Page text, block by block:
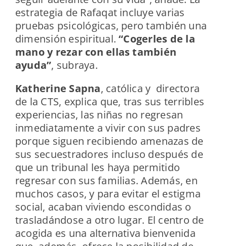
estrategia de Rafaqat incluye varias
pruebas psicológicas, pero también una
dimensión espiritual. “Cogerles de la
mano y rezar con ellas también
ayuda”, subraya.
Katherine Sapna, católica y directora
de la CTS, explica que, tras sus terribles
experiencias, las niñas no regresan
inmediatamente a vivir con sus padres
porque siguen recibiendo amenazas de
sus secuestradores incluso después de
que un tribunal les haya permitido
regresar con sus familias. Además, en
muchos casos, y para evitar el estigma
social, acaban viviendo escondidas o
trasladándose a otro lugar. El centro de
acogida es una alternativa bienvenida